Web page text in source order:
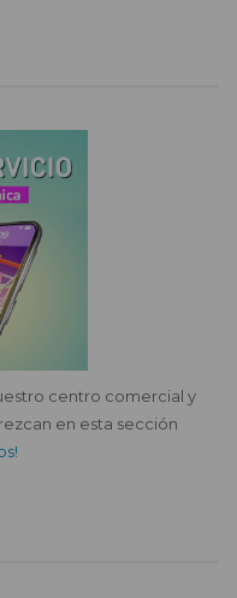
centro comercial y
en esta sección